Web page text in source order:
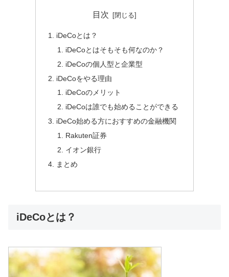
目次
iDeCoとは？
iDeCoとはそもそも何なのか？
iDeCoの個人型と企業型
iDeCoをやる理由
iDeCoのメリット
iDeCoは誰でも始めることができる
iDeCo始める方におすすめの金融機関
Rakuten証券
イオン銀行
まとめ
iDeCoとは？